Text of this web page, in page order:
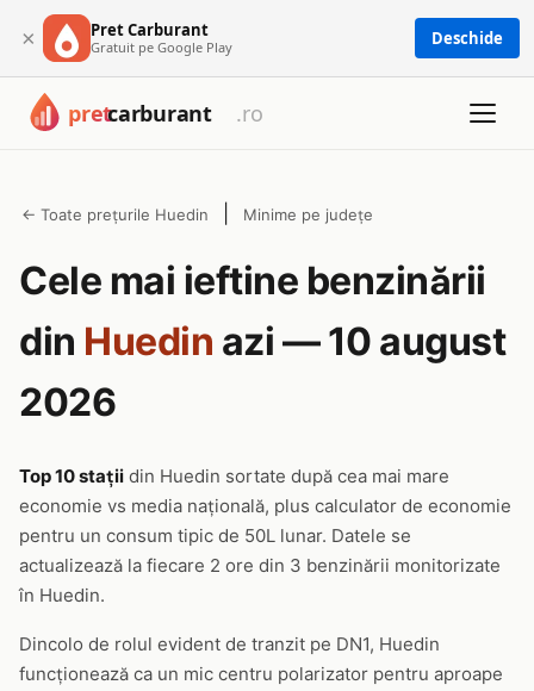
× Pret Carburant
Gratuit pe Google Play Deschide
← Toate prețurile Huedin Minime pe județe
Cele mai ieftine benzinării
din Huedin azi — 10 august
2026
Top 10 stații din Huedin sortate după cea mai mare
economie vs media națională, plus calculator de economie
pentru un consum tipic de 50L lunar. Datele se
actualizează la fiecare 2 ore din 3 benzinării monitorizate
în Huedin.
Dincolo de rolul evident de tranzit pe DN1, Huedin
funcționează ca un mic centru polarizator pentru aproape